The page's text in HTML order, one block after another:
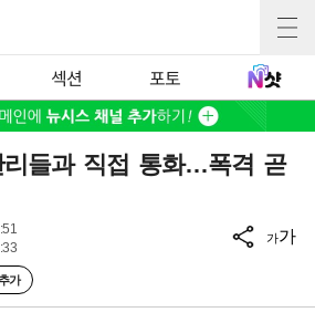
섹션 포토
들과 직접 통화…폭격 곧
가
가가